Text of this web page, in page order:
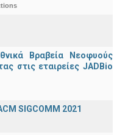
Βραβεία Νεοφυούς
στις εταιρείες JADBio
SIGCOMM 2021